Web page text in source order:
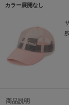
カラー展開なし
商品説明